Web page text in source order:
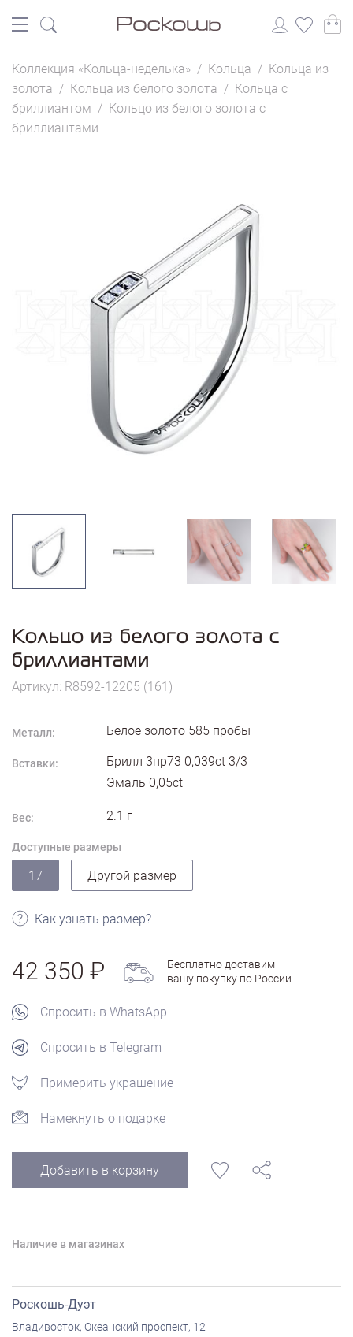
Коллекция «Кольца-неделька» / Кольца / Кольца из
золота / Кольца из белого золота / Кольца с
бриллиантом / Кольцо из белого золота с
бриллиантами
Кольцо из белого золота с
бриллиантами
Артикул: R8592-12205 (161)
Металл: Белое золото 585 пробы
Вставки:
Брилл 3пр73 0,039ct 3/3
Эмаль 0,05ct
Вес: 2.1 г
Доступные размеры
17 Другой размер
Как узнать размер?
42 350
Бесплатно доставим
вашу покупку по России
Спросить в WhatsApp
Спросить в Telegram
Примерить украшение
Намекнуть о подарке
Добавить в корзину
Наличие в магазинах
Роскошь-Дуэт
Владивосток, Океанский проспект, 12